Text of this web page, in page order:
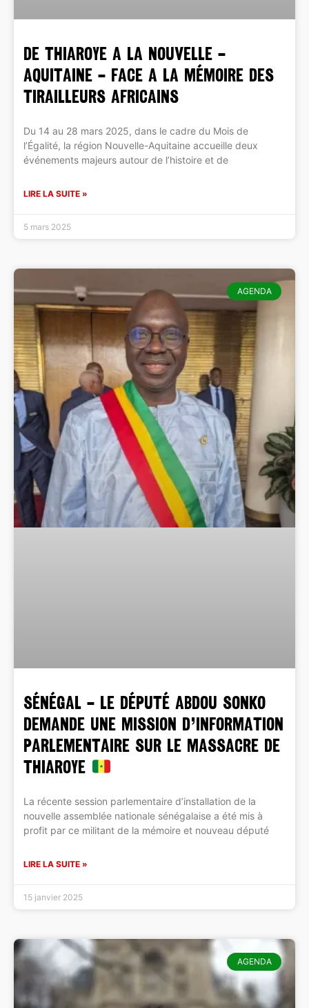
DE THIAROYE A LA NOUVELLE –
AQUITAINE – FACE A LA MÉMOIRE DES
TIRAILLEURS AFRICAINS
Du 14 au 28 mars 2025, dans le cadre du Mois de
l’Égalité, la région Nouvelle-Aquitaine accueille deux
événements majeurs autour de l’histoire et de
LIRE LA SUITE »
5 mars 2025
AGENDA
SÉNÉGAL – LE DÉPUTÉ ABDOU SONKO
DEMANDE UNE MISSION D’INFORMATION
PARLEMENTAIRE SUR LE MASSACRE DE
THIAROYE
La récente session parlementaire d’installation de la
nouvelle assemblée nationale sénégalaise a été mis à
profit par ce militant de la mémoire et nouveau député
LIRE LA SUITE »
15 janvier 2025
AGENDA